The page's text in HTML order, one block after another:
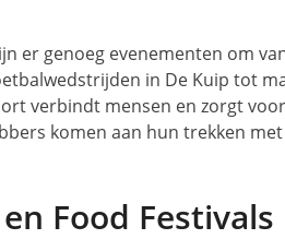
er genoeg evenementen om
in De Kuip tot
verbindt mensen en zorgt
komen aan hun trekken
Food Festivals